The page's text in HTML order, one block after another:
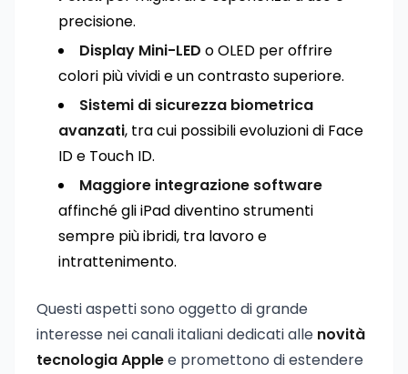
precisione.
Display Mini-LED o OLED per offrire
colori più vividi e un contrasto superiore.
Sistemi di sicurezza biometrica
avanzati, tra cui possibili evoluzioni di Face
ID e Touch ID.
Maggiore integrazione software
affinché gli iPad diventino strumenti
sempre più ibridi, tra lavoro e
intrattenimento.
Questi aspetti sono oggetto di grande
interesse nei canali italiani dedicati alle novità
tecnologia Applee promettono di estendere